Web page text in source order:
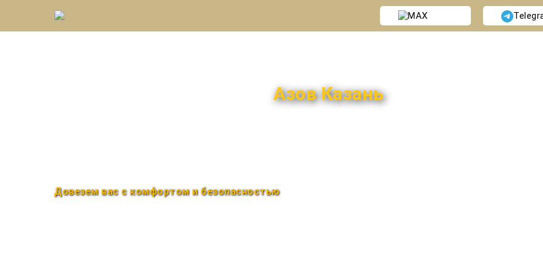
MAX
Азов Казань
Довезем вас с комфортом и безопасностью